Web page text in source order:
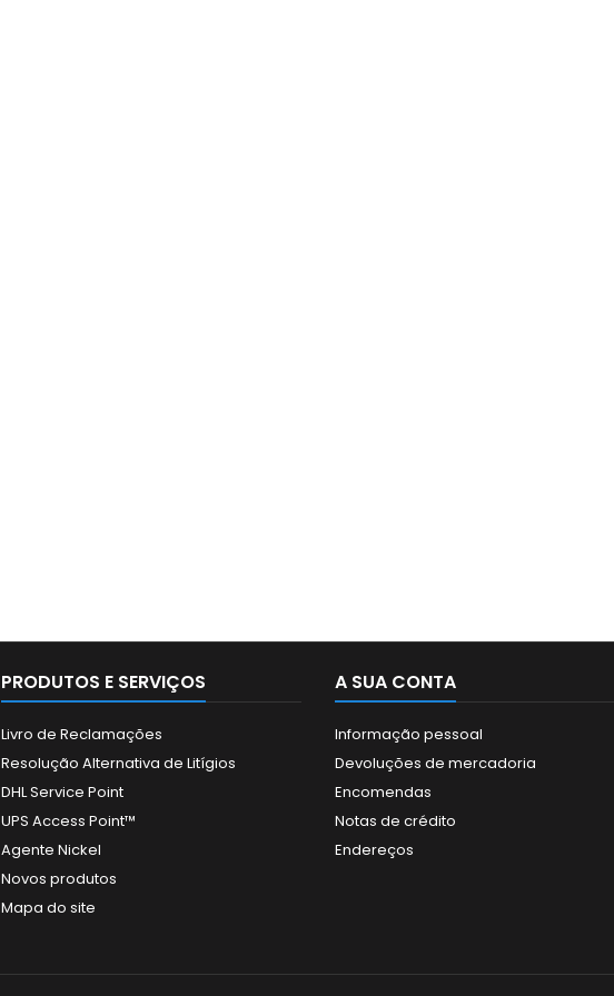
PRODUTOS E SERVIÇOS
Livro de Reclamações
Resolução Alternativa de Litígios
DHL Service Point
UPS Access Point™
Agente Nickel
Novos produtos
Mapa do site
A SUA CONTA
Informação pessoal
Devoluções de mercadoria
Encomendas
Notas de crédito
Endereços